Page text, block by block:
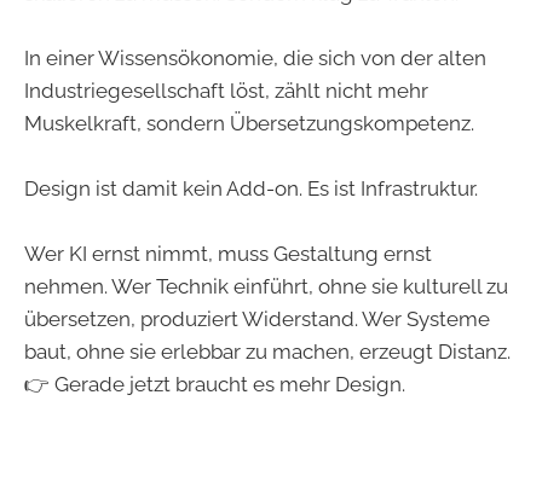
In einer Wissensökonomie, die sich von der alten
Industriegesellschaft löst, zählt nicht mehr
Muskelkraft, sondern Übersetzungskompetenz.
Design ist damit kein Add-on. Es ist Infrastruktur.
Wer KI ernst nimmt, muss Gestaltung ernst
nehmen. Wer Technik einführt, ohne sie kulturell zu
übersetzen, produziert Widerstand. Wer Systeme
baut, ohne sie erlebbar zu machen, erzeugt Distanz.
👉 Gerade jetzt braucht es mehr Design.